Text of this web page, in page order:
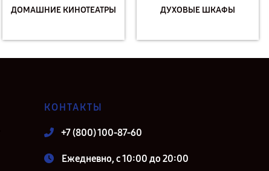
ДОМАШНИЕ КИНОТЕАТРЫ ДУХОВЫЕ ШКАФЫ
КОНТАКТЫ
+7 (800) 100-87-60
Ежедневно, с 10:00 до 20:00